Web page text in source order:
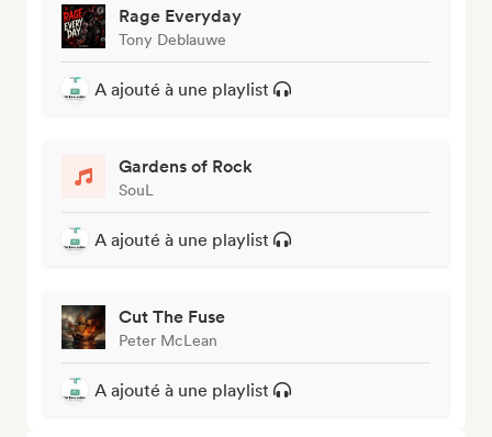
Rage Everyday
Tony Deblauwe
A ajouté à une playlist
Gardens of Rock
SouL
A ajouté à une playlist
Cut The Fuse
Peter McLean
A ajouté à une playlist